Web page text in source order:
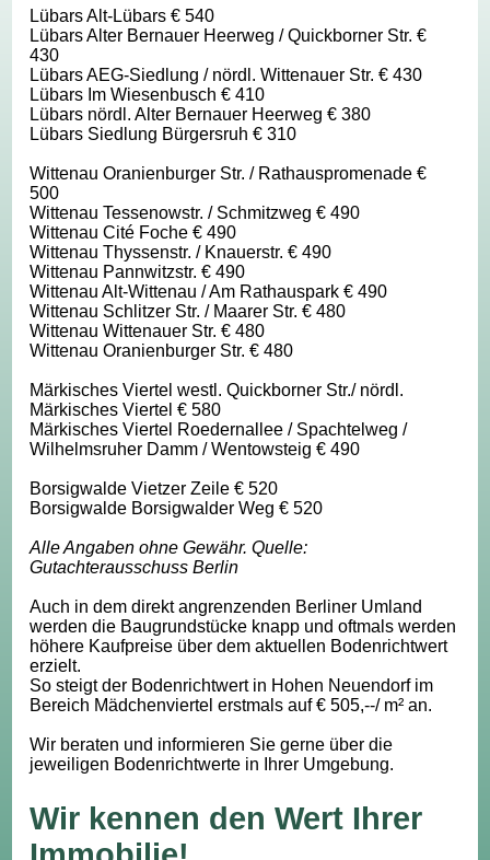
Lübars Alt-Lübars € 540
Lübars Alter Bernauer Heerweg / Quickborner Str. €
430
Lübars AEG-Siedlung / nördl. Wittenauer Str. € 430
Lübars Im Wiesenbusch € 410
Lübars nördl. Alter Bernauer Heerweg € 380
Lübars Siedlung Bürgersruh € 310
Wittenau Oranienburger Str. / Rathauspromenade €
500
Wittenau Tessenowstr. / Schmitzweg € 490
Wittenau Cité Foche € 490
Wittenau Thyssenstr. / Knauerstr. € 490
Wittenau Pannwitzstr. € 490
Wittenau Alt-Wittenau / Am Rathauspark € 490
Wittenau Schlitzer Str. / Maarer Str. € 480
Wittenau Wittenauer Str. € 480
Wittenau Oranienburger Str. € 480
Märkisches Viertel westl. Quickborner Str./ nördl.
Märkisches Viertel € 580
Märkisches Viertel Roedernallee / Spachtelweg /
Wilhelmsruher Damm / Wentowsteig € 490
Borsigwalde Vietzer Zeile € 520
Borsigwalde Borsigwalder Weg € 520
Alle Angaben ohne Gewähr. Quelle:
Gutachterausschuss Berlin
Auch in dem direkt angrenzenden Berliner Umland
werden die Baugrundstücke knapp und oftmals werden
höhere Kaufpreise über dem aktuellen Bodenrichtwert
erzielt.
So steigt der Bodenrichtwert in Hohen Neuendorf im
Bereich Mädchenviertel erstmals auf € 505,--/ m² an.
Wir beraten und informieren Sie gerne über die
jeweiligen Bodenrichtwerte in Ihrer Umgebung.
Wir kennen den Wert Ihrer